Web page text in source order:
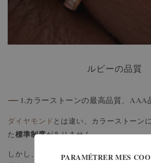
ルビーの品質
—— 1.カラーストーンの最高品質、AAA
ダイヤモンド とは違い、カラーストーン
た 標準制度がありません。
しかし、（ルビーなどの）色石の認定は
PARAMÉTRER MES